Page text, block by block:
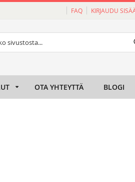
FAQ KIRJAUDU
OTA YHTEYTTÄ BLOGI